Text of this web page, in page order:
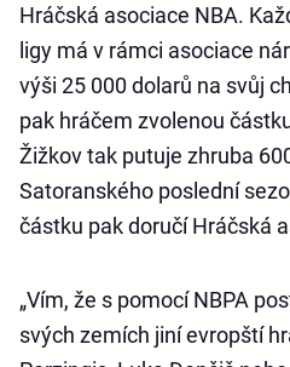
Hráčská asociace NBA.
ligy má v rámci asociace
výši 25 000 dolarů na svůj
pak hráčem zvolenou
Žižkov tak putuje zhruba
Satoranského poslední
částku pak doručí Hráčská
„Vím, že s pomocí NBPA
svých zemích jiní evropští